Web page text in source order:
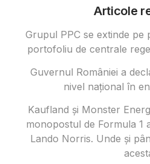
Articole
Grupul PPC se extinde pe
portofoliu de centrale
Guvernul României a
nivel național în
Kaufland și Monster
monopostul de Formula 1
Lando Norris. Unde și